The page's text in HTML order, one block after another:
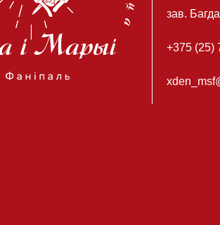
зав.
+375 (25)